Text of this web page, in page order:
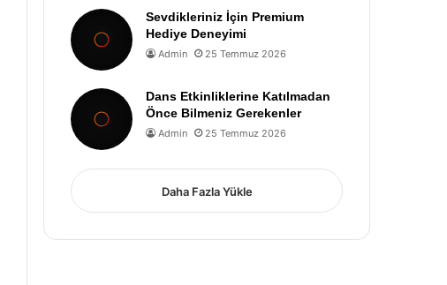
Sevdikleriniz İçin Premium
Hediye Deneyimi
Admin 25 Temmuz 2026
Dans Etkinliklerine Katılmadan
Önce Bilmeniz Gerekenler
Admin 25 Temmuz 2026
Daha Fazla Yükle